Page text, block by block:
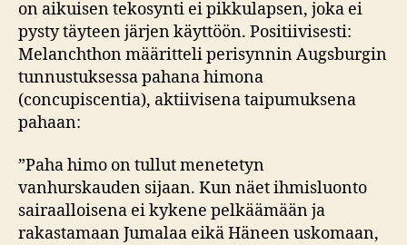
on aikuisen tekosynti ei pikkulapsen, joka ei
pysty täyteen järjen käyttöön. Positiivisesti:
Melanchthon määritteli perisynnin Augsburgin
tunnustuksessa pahana himona
(concupiscentia), aktiivisena taipumuksena
pahaan:
”Paha himo on tullut menetetyn
vanhurskauden sijaan. Kun näet ihmisluonto
sairaalloisena ei kykene pelkäämään ja
rakastamaan Jumalaa eikä Häneen uskomaan,